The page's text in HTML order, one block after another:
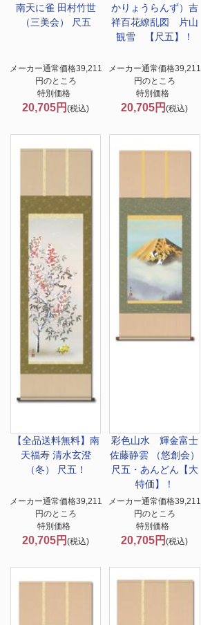
南天に雀 田村竹世
（三美会） 尺五
メーカー通常価格39,211
円のところ
特別価格
20,705円(税込)
かりょうらんず） 吉
祥百花繚乱図 片山
観雪 【尺五】！
メーカー通常価格39,211
円のところ
特別価格
20,705円(税込)
【全品送料無料】 南
天福寿 清水玄澄
（冬） 尺五！
メーカー通常価格39,211
円のところ
特別価格
20,705円(税込)
彩色山水 輝金富士
佐藤静雲 （悠創会）
尺五・あんどん【大
特価】！
メーカー通常価格39,211
円のところ
特別価格
20,705円(税込)